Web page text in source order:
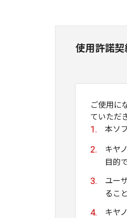
使用許諾
ご使用に
ていただ
本ソ
キヤ
目的
ユー
るこ
キヤ